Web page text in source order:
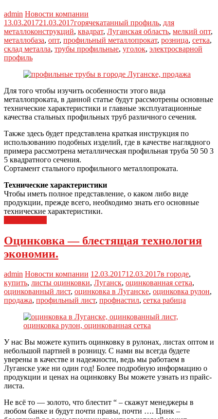
admin Новости компании
13.03.201721.03.2017горячекатанный профиль, для
металлоконструкций, квадрат, Луганская область, мелкий опт,
металлобаза, опт, профильный металлопрокат, розница, сетка,
склад металла, трубы профильные, уголок, электросварной
профиль
Для того чтобы изучить особенности этого вида
металлопроката, в данной статье будут рассмотрены основные
технические характеристики и главные эксплуатационные
качества стальных профильных труб различного сечения.
Также здесь будет представлена краткая инструкция по
использованию подобных изделий, где в качестве наглядного
примера рассмотрена металлическая профильная труба 50 50 3
5 квадратного сечения.
Сортамент стального профильного металлопроката.
Технические характеристики
Чтобы иметь полное представление, о каком либо виде
продукции, прежде всего, необходимо знать его основные
технические характеристики.
Оцинковка — блестящая технология
экономии.
admin Новости компании 12.03.201712.03.2017в городе,
купить, листы оцинковки, Луганск, оцинкованная сетка,
оцинкованный лист, оцинковка в Луганске, оцинковка рулон,
продажа, профильный лист, профнастил, сетка рабица
У нас Вы можете купить оцинковку в рулонах, листах оптом и
небольшой партией в розницу. С нами вы всегда будете
уверены в качестве и надежности, ведь мы работаем в
Луганске уже ни один год! Более подробную информацию о
продукции и ценах на оцинковку Вы можете узнать из прайс-
листа.
Не всё то — золото, что блестит “ – скажут менеджеры в
любом банке и будут почти правы, почти …. Цинк –